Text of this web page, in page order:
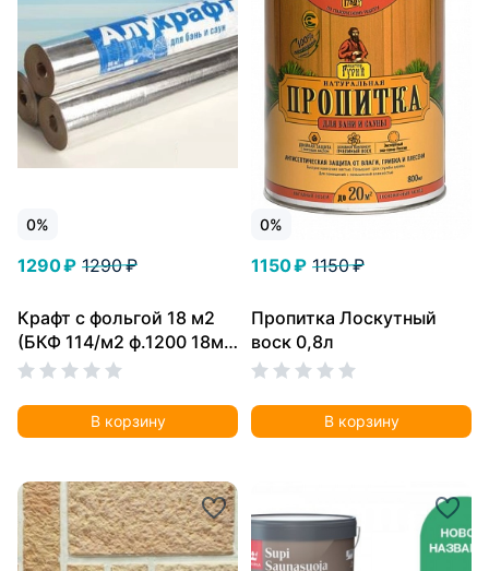
0%
1290 ₽ 1290 ₽
Крафт с фольгой 18 м2
(БКФ 114/м2 ф.1200 18м2
)
В корзину
0%
1150 ₽ 1150 ₽
Пропитка Лоскутный
воск 0,8л
В корзину